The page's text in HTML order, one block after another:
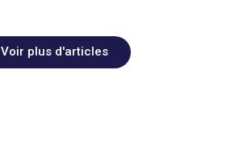
Voir plus d'articles